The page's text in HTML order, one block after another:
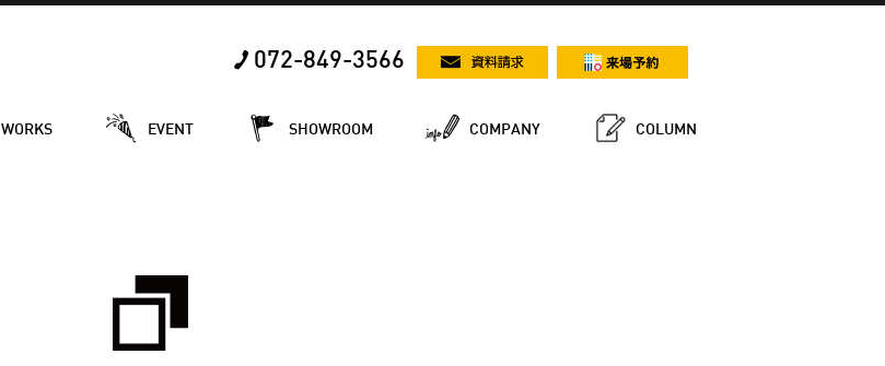
072-849-3566
WORKS EVENT SHOWROOM COMPANY COLUMN